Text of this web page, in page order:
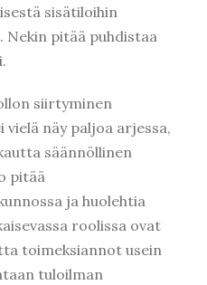
sisätiloihin
pitää puhdistaa
siirtyminen
näy paljoa arjessa,
säännöllinen
pitää
ja huolehtia
roolissa ovat
toimeksiannot usein
tuloilman